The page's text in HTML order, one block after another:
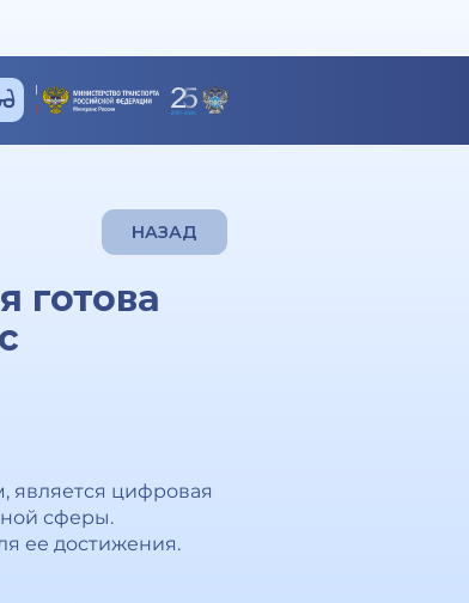
НАЗАД
готова
является цифровая
сферы.
ее достижения.